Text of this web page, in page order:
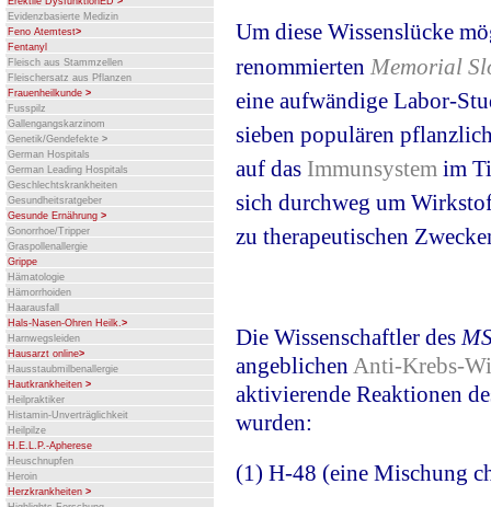
Evidenzbasierte Medizin
Feno Atemtest>
Fentanyl
Fleisch aus Stammzellen
Fleischersatz aus Pflanzen
Frauenheilkunde >
Fusspilz
Gallengangskarzinom
Genetik/Gendefekte >
German Hospitals
German Leading Hospitals
Geschlechtskrankheiten
Gesundheitsratgeber
Gesunde Ernährung >
Gonorrhoe/Tripper
Graspollenallergie
Grippe
Hämatologie
Hämorrhoiden
Haarausfall
Hals-Nasen-Ohren Heilk. >
Harnwegsleiden
Hausarzt online>
Hausstaubmilbenallergie
Hautkrankheiten >
Heilpraktiker
Histamin-Unverträglichkeit
Heilpilze
H.E.L.P.-Apherese
Heuschnupfen
Heroin
Herzkrankheiten >
Um diese Wissenslücke
renommierten Memorial
eine aufwändige Labor-
sieben populären
auf das Immunsystem im
sich durchweg um
zu therapeutischen
Die Wissenschaftler des
angeblichen Anti-Krebs-
aktivierende Reaktionen
wurden:
(1) H-48 (eine Mischung